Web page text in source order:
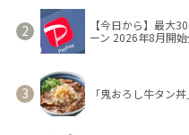
【今日から】最大
ーン 2026年8月開
「鬼おろし牛タン